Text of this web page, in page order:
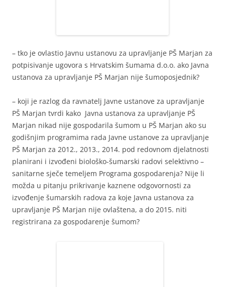
– tko je ovlastio Javnu ustanovu za upravljanje PŠ Marjan za
potpisivanje ugovora s Hrvatskim šumama d.o.o. ako Javna
ustanova za upravljanje PŠ Marjan nije šumoposjednik?
– koji je razlog da ravnatelj Javne ustanove za upravljanje
PŠ Marjan tvrdi kako Javna ustanova za upravljanje PŠ
Marjan nikad nije gospodarila šumom u PŠ Marjan ako su
godišnjim programima rada Javne ustanove za upravljanje
PŠ Marjan za 2012., 2013., 2014. pod redovnom djelatnosti
planirani i izvođeni biološko-šumarski radovi selektivno –
sanitarne sječe temeljem Programa gospodarenja? Nije li
možda u pitanju prikrivanje kaznene odgovornosti za
izvođenje šumarskih radova za koje Javna ustanova za
upravljanje PŠ Marjan nije ovlaštena, a do 2015. niti
registrirana za gospodarenje šumom?